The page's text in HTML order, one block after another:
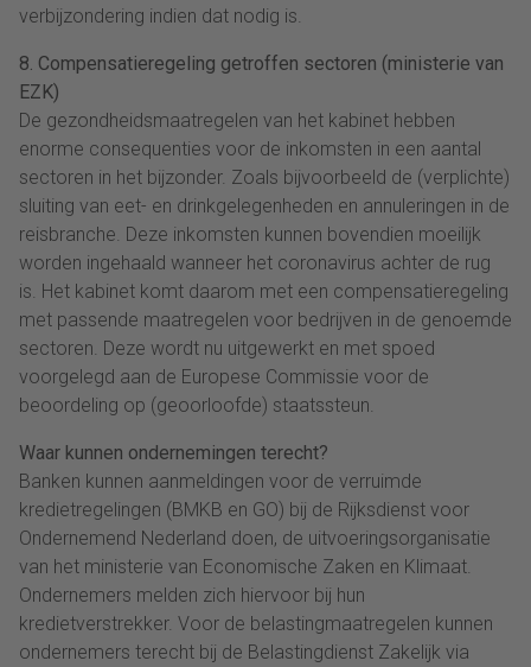
verbijzondering indien dat nodig is.
8. Compensatieregeling getroffen sectoren (ministerie van
EZK)
De gezondheidsmaatregelen van het kabinet hebben
enorme consequenties voor de inkomsten in een aantal
sectoren in het bijzonder. Zoals bijvoorbeeld de (verplichte)
sluiting van eet- en drinkgelegenheden en annuleringen in de
reisbranche. Deze inkomsten kunnen bovendien moeilijk
worden ingehaald wanneer het coronavirus achter de rug
is. Het kabinet komt daarom met een compensatieregeling
met passende maatregelen voor bedrijven in de genoemde
sectoren. Deze wordt nu uitgewerkt en met spoed
voorgelegd aan de Europese Commissie voor de
beoordeling op (geoorloofde) staatssteun.
Waar kunnen ondernemingen terecht?
Banken kunnen aanmeldingen voor de verruimde
kredietregelingen (BMKB en GO) bij de Rijksdienst voor
Ondernemend Nederland doen, de uitvoeringsorganisatie
van het ministerie van Economische Zaken en Klimaat.
Ondernemers melden zich hiervoor bij hun
kredietverstrekker. Voor de belastingmaatregelen kunnen
ondernemers terecht bij de Belastingdienst Zakelijk via